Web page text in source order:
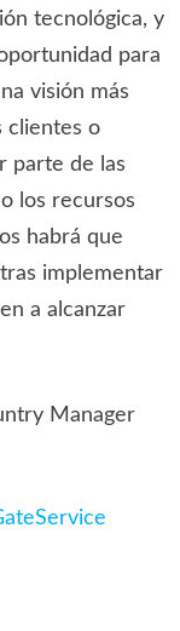
tecnológica, y
para
visión más
clientes o
parte de las
los recursos
habrá que
implementar
a alcanzar
Manager
Service